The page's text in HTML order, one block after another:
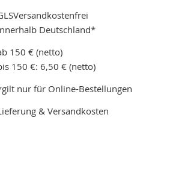
Deutschland*
150 € (netto)
150 €: 6,50 € (netto)
nur für Online-Bestellungen
& Versandkosten